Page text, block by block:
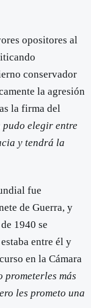
opositores al
conservador
la agresión
la firma del
elegir entre
y tendrá la
fue
de Guerra, y
1940 se
entre él y
en la Cámara
prometerles más
les prometo una